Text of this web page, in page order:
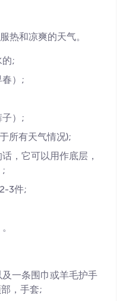
热和凉爽的天气。
的;
）;
）;
所有天气情况);
，它可以用作底层，
;
3件;
一条围巾或羊毛护手
，手套;